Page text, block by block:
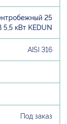
25
кВт KEDUN
AISI 316
Под заказ